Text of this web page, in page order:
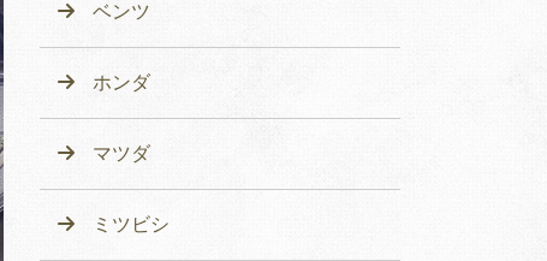
ベンツ
ホンダ
マツダ
ミツビシ